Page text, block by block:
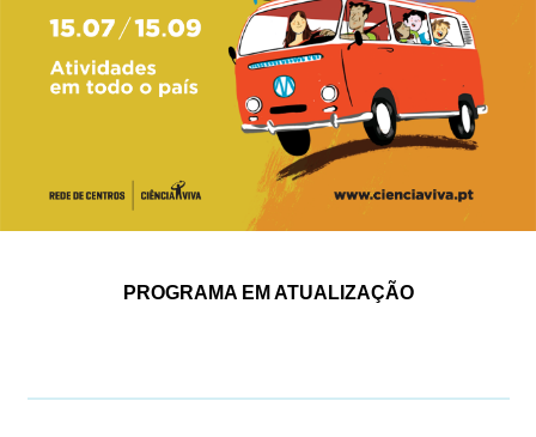
PROGRAMA EM ATUALIZAÇÃO